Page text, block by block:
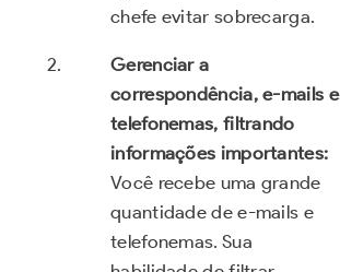
chefe evitar sobrecarga.
Gerenciar a
correspondência, e-mails e
telefonemas, filtrando
informações importantes:
Você recebe uma grande
quantidade de e-mails e
telefonemas. Sua